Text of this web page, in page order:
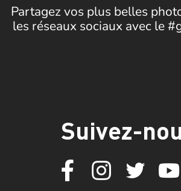
Partagez vos plus belles
les réseaux sociaux avec le
Suivez-